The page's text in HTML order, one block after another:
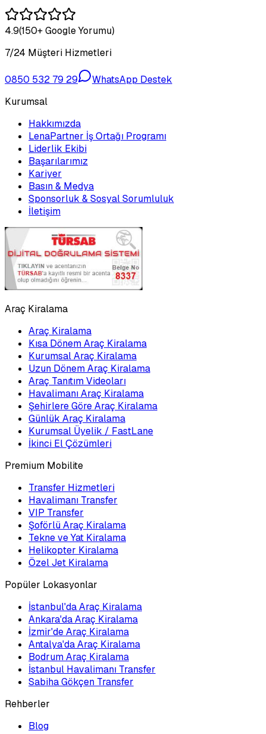
4.9(150+ Google Yorumu)
7/24 Müşteri Hizmetleri
0850 532 79 29
WhatsApp Destek
Kurumsal
Hakkımızda
LenaPartner İş Ortağı Programı
Liderlik Ekibi
Başarılarımız
Kariyer
Basın & Medya
Sponsorluk & Sosyal Sorumluluk
İletişim
Araç Kiralama
Araç Kiralama
Kısa Dönem Araç Kiralama
Kurumsal Araç Kiralama
Uzun Dönem Araç Kiralama
Araç Tanıtım Videoları
Havalimanı Araç Kiralama
Şehirlere Göre Araç Kiralama
Günlük Araç Kiralama
Kurumsal Üyelik / FastLane
İkinci El Çözümleri
Premium Mobilite
Transfer Hizmetleri
Havalimanı Transfer
VIP Transfer
Şoförlü Araç Kiralama
Tekne ve Yat Kiralama
Helikopter Kiralama
Özel Jet Kiralama
Popüler Lokasyonlar
İstanbul'da Araç Kiralama
Ankara'da Araç Kiralama
İzmir'de Araç Kiralama
Antalya'da Araç Kiralama
Bodrum Araç Kiralama
İstanbul Havalimanı Transfer
Sabiha Gökçen Transfer
Rehberler
Blog